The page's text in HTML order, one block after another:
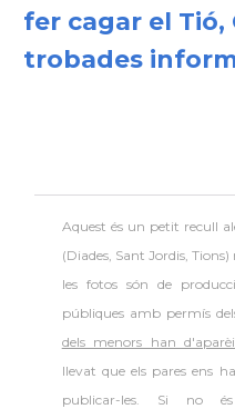
fer cagar el Tió,
trobades
Aquest és un petit recull
(Diades, Sant Jordis, Tions)
les fotos són de
públiques amb permís
dels menors han
llevat que els pares ens
publicar-les. Si no